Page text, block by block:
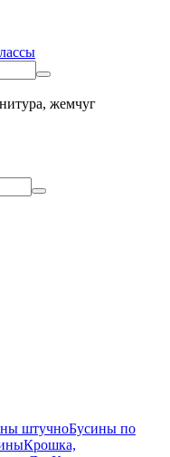
жемчуг
штучноБусины по
Крошка,